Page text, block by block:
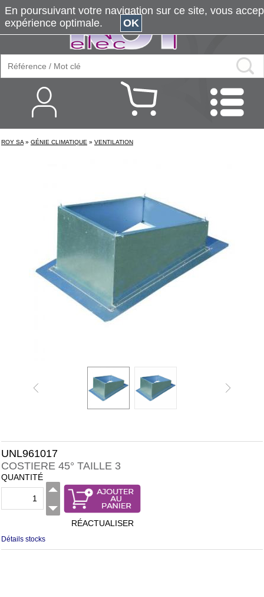
ROY SA » GÉNIE CLIMATIQUE » VENTILATION
UNL961017
COSTIERE 45° TAILLE 3
QUANTITÉ
RÉACTUALISER
Détails stocks
En poursuivant votre navigation sur ce site, vous
expérience optimale.
OK